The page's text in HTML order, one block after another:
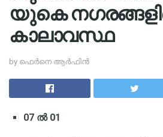
യുകെ
കാലാവസ്ഥ
by ഫെർനെ ആർഫിൻ
07 ൽ 01